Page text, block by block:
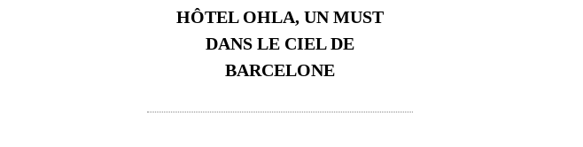
HÔTEL OHLA, UN MUST
DANS LE CIEL DE
BARCELONE